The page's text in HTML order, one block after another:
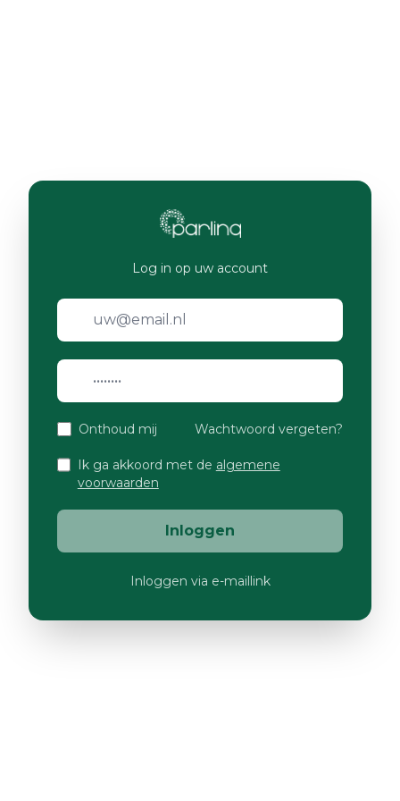
Log in op uw account
Onthoud mij Wachtwoord vergeten?
Ik ga akkoord met de algemene
voorwaarden
Inloggen
Inloggen via e-maillink